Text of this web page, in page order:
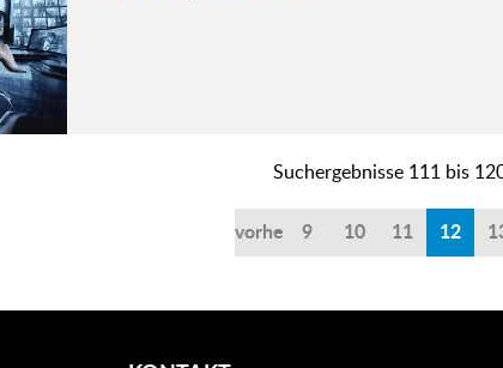
Suchergebnisse 111 bis
vorherige
9 10 11 12